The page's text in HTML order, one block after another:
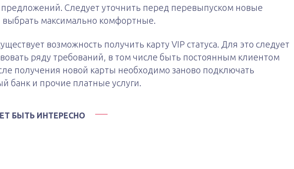
предложений. Следует уточнить перед перевыпуском новые
выбрать максимально комфортные.
возможность получить карту VIP статуса. Для это следует
ряду требований, в том числе быть постоянным клиентом
получения новой карты необходимо заново подключать
банк и прочие платные услуги.
БЫТЬ ИНТЕРЕСНО